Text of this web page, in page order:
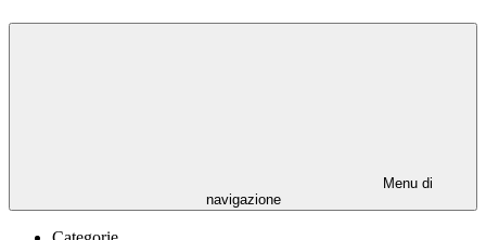
Menu di
navigazione